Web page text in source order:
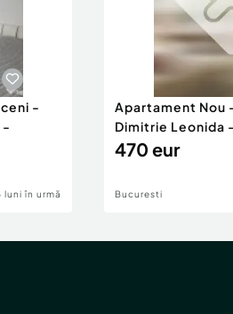
-
-
luni în urmă
Apartament Nou
Dimitrie Leonida -
470 eur
Bucuresti